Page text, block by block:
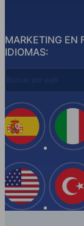
MARKETING EN
IDIOMAS:
España
EE.UU